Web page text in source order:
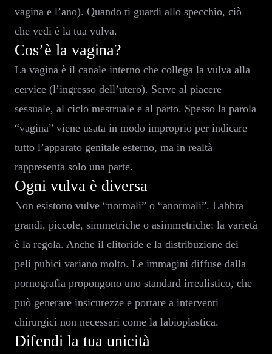
vagina e l’ano). Quando ti guardi allo specchio, ciò
che vedi è la tua vulva.
Cos’è la vagina?
La vagina è il canale interno che collega la vulva alla
cervice (l’ingresso dell’utero). Serve al piacere
sessuale, al ciclo mestruale e al parto. Spesso la parola
“vagina” viene usata in modo improprio per indicare
tutto l’apparato genitale esterno, ma in realtà
rappresenta solo una parte.
Ogni vulva è diversa
Non esistono vulve “normali” o “anormali”. Labbra
grandi, piccole, simmetriche o asimmetriche: la varietà
è la regola. Anche il clitoride e la distribuzione dei
peli pubici variano molto. Le immagini diffuse dalla
pornografia propongono uno standard irrealistico, che
può generare insicurezze e portare a interventi
chirurgici non necessari come la labioplastica.
Difendi la tua unicità